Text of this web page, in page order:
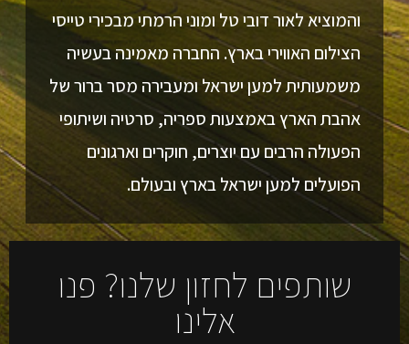
והמוציא לאור דובי טל ומוני הרמתי מבכירי טייסי
הצילום האווירי בארץ. החברה מאמינה בעשיה
משמעותית למען ישראל ומעבירה מסר ברור של
אהבת הארץ באמצעות ספריה, סרטיה ושיתופי
הפעולה הרבים עם יוצרים, חוקרים וארגונים
הפועלים למען ישראל בארץ ובעולם.
שותפים לחזון שלנו? פנו
אלינו